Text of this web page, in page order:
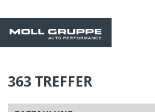
363TREFFER